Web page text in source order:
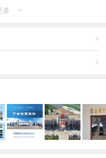
度，杜绝教练员吃、
案给您一个轻松温馨的
单位
多